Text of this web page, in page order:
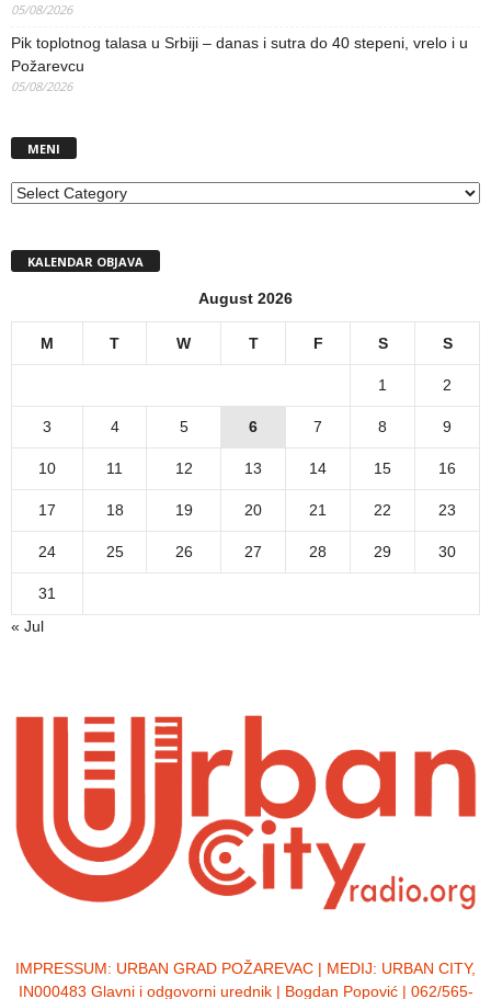
05/08/2026
Pik toplotnog talasa u Srbiji – danas i sutra do 40 stepeni, vrelo i u
Požarevcu
05/08/2026
MENI
MENI
KALENDAR OBJAVA
August 2026
M T W T F S S
1 2
3 4 5 6 7 8 9
10 11 12 13 14 15 16
17 18 19 20 21 22 23
24 25 26 27 28 29 30
31
« Jul
IMPRESSUM: URBAN GRAD POŽAREVAC | MEDIJ: URBAN CITY,
IN000483 Glavni i odgovorni urednik | Bogdan Popović | 062/565-